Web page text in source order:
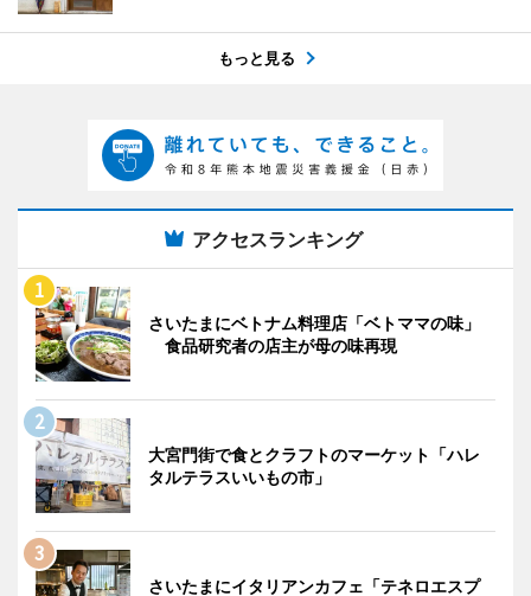
もっと見る
アクセスランキング
さいたまにベトナム料理店「ベトママの味」
食品研究者の店主が母の味再現
大宮門街で食とクラフトのマーケット「ハレ
タルテラスいいもの市」
さいたまにイタリアンカフェ「テネロエスプ